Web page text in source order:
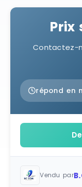
Prix
Contactez-
répond en
Vendu par